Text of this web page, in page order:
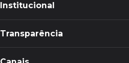
Institucional
Transparência